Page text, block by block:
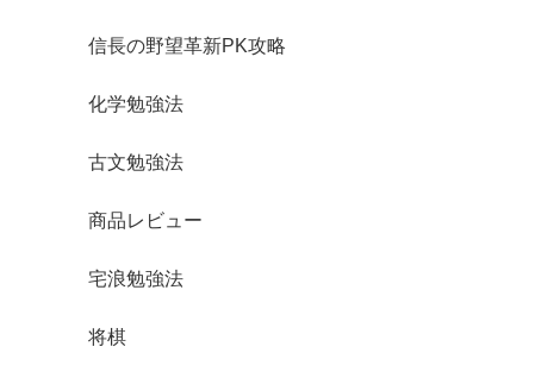
信長の野望革新PK攻略
化学勉強法
古文勉強法
商品レビュー
宅浪勉強法
将棋